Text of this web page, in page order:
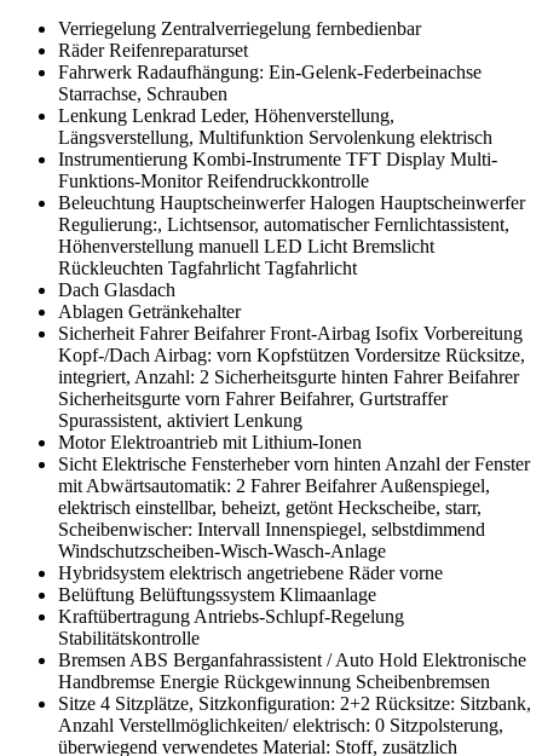
Verriegelung Zentralverriegelung fernbedienbar
RäderReifenreparaturset
Fahrwerk Radaufhängung: Ein-Gelenk-Federbeinachse
Starrachse, Schrauben
Lenkung Lenkrad Leder, Höhenverstellung,
Längsverstellung, Multifunktion Servolenkung elektrisch
Instrumentierung Kombi-Instrumente TFT Display Multi-
Funktions-MonitorReifendruckkontrolle
Beleuchtung Hauptscheinwerfer Halogen Hauptscheinwerfer
Regulierung:, Lichtsensor, automatischer Fernlichtassistent,
Höhenverstellung manuell LED Licht Bremslicht
Rückleuchten Tagfahrlicht Tagfahrlicht
Dach Glasdach
Ablagen Getränkehalter
Sicherheit Fahrer Beifahrer Front-Airbag Isofix Vorbereitung
Kopf-/Dach Airbag: vorn Kopfstützen Vordersitze Rücksitze,
integriert, Anzahl: 2 Sicherheitsgurte hinten Fahrer Beifahrer
Sicherheitsgurte vorn Fahrer Beifahrer, Gurtstraffer
Spurassistent, aktiviert Lenkung
MotorElektroantrieb mit Lithium-Ionen
Sicht Elektrische Fensterheber vorn hinten Anzahl der Fenster
mit Abwärtsautomatik: 2 Fahrer Beifahrer Außenspiegel,
elektrisch einstellbar, beheizt, getönt Heckscheibe, starr,
Scheibenwischer: Intervall Innenspiegel, selbstdimmend
Windschutzscheiben-Wisch-Wasch-Anlage
Hybridsystem elektrisch angetriebene Räder vorne
Belüftung Belüftungssystem Klimaanlage
Kraftübertragung Antriebs-Schlupf-Regelung
Stabilitätskontrolle
Bremsen ABS Berganfahrassistent / Auto Hold Elektronische
Handbremse Energie Rückgewinnung Scheibenbremsen
Sitze 4 Sitzplätze, Sitzkonfiguration: 2+2 Rücksitze: Sitzbank,
Anzahl Verstellmöglichkeiten/ elektrisch: 0 Sitzpolsterung,
überwiegend verwendetes Material: Stoff, zusätzlich